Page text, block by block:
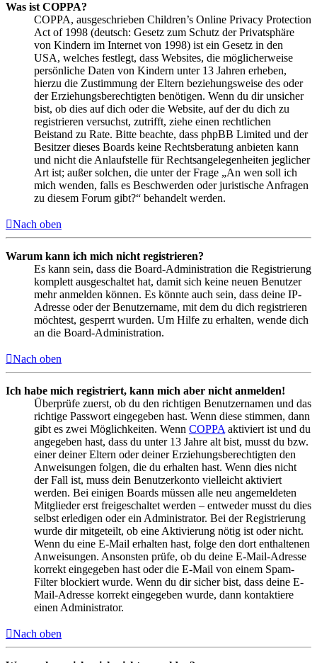
Was ist COPPA?
COPPA, ausgeschrieben Children’s Online Privacy Protection
Act of 1998 (deutsch: Gesetz zum Schutz der Privatsphäre
von Kindern im Internet von 1998) ist ein Gesetz in den
USA, welches festlegt, dass Websites, die möglicherweise
persönliche Daten von Kindern unter 13 Jahren erheben,
hierzu die Zustimmung der Eltern beziehungsweise des oder
der Erziehungsberechtigten benötigen. Wenn du dir unsicher
bist, ob dies auf dich oder die Website, auf der du dich zu
registrieren versuchst, zutrifft, ziehe einen rechtlichen
Beistand zu Rate. Bitte beachte, dass phpBB Limited und der
Besitzer dieses Boards keine Rechtsberatung anbieten kann
und nicht die Anlaufstelle für Rechtsangelegenheiten jeglicher
Art ist; außer solchen, die unter der Frage „An wen soll ich
mich wenden, falls es Beschwerden oder juristische Anfragen
zu diesem Forum gibt?“ behandelt werden.
Nach oben
Warum kann ich mich nicht registrieren?
Es kann sein, dass die Board-Administration die Registrierung
komplett ausgeschaltet hat, damit sich keine neuen Benutzer
mehr anmelden können. Es könnte auch sein, dass deine IP-
Adresse oder der Benutzername, mit dem du dich registrieren
möchtest, gesperrt wurden. Um Hilfe zu erhalten, wende dich
an die Board-Administration.
Nach oben
Ich habe mich registriert, kann mich aber nicht anmelden!
Überprüfe zuerst, ob du den richtigen Benutzernamen und das
richtige Passwort eingegeben hast. Wenn diese stimmen, dann
gibt es zwei Möglichkeiten. Wenn COPPA aktiviert ist und du
angegeben hast, dass du unter 13 Jahre alt bist, musst du bzw.
einer deiner Eltern oder deiner Erziehungsberechtigten den
Anweisungen folgen, die du erhalten hast. Wenn dies nicht
der Fall ist, muss dein Benutzerkonto vielleicht aktiviert
werden. Bei einigen Boards müssen alle neu angemeldeten
Mitglieder erst freigeschaltet werden – entweder musst du dies
selbst erledigen oder ein Administrator. Bei der Registrierung
wurde dir mitgeteilt, ob eine Aktivierung nötig ist oder nicht.
Wenn du eine E-Mail erhalten hast, folge den dort enthaltenen
Anweisungen. Ansonsten prüfe, ob du deine E-Mail-Adresse
korrekt eingegeben hast oder die E-Mail von einem Spam-
Filter blockiert wurde. Wenn du dir sicher bist, dass deine E-
Mail-Adresse korrekt eingegeben wurde, dann kontaktiere
einen Administrator.
Nach oben